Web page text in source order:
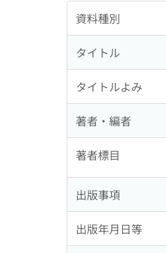
資料種別
タイトル
タイトルよみ
著者・編者
著者標目
出版事項
出版年月日等